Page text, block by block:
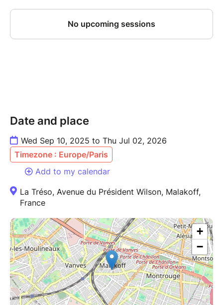
Date and place
Wed Sep 10, 2025 to Thu Jul 02, 2026
Timezone : Europe/Paris
Add to my calendar
La Tréso, Avenue du Président Wilson, Malakoff,
France
+
−